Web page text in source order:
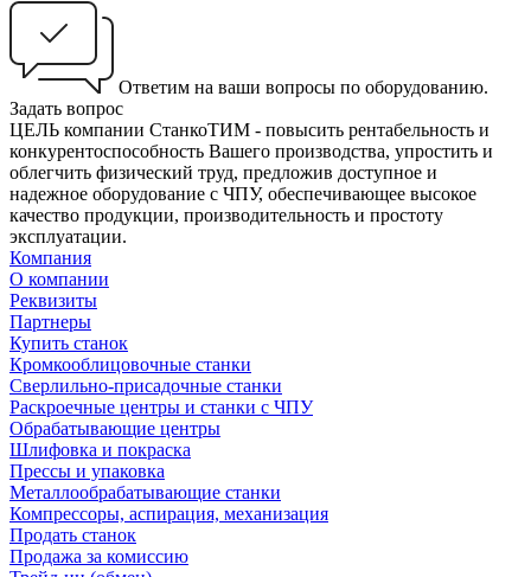
Ответим на ваши вопросы по оборудованию.
Задать вопрос
ЦЕЛЬ компании СтанкоТИМ - повысить рентабельность и
конкурентоспособность Вашего производства, упростить и
облегчить физический труд, предложив доступное и
надежное оборудование с ЧПУ, обеспечивающее высокое
качество продукции, производительность и простоту
эксплуатации.
Компания
О компании
Реквизиты
Партнеры
Купить станок
Кромкооблицовочные станки
Сверлильно-присадочные станки
Раскроечные центры и станки с ЧПУ
Обрабатывающие центры
Шлифовка и покраска
Прессы и упаковка
Металлообрабатывающие станки
Компрессоры, аспирация, механизация
Продать станок
Продажа за комиссию